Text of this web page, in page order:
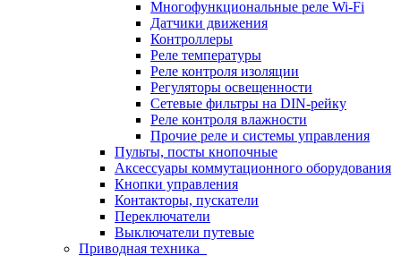
Многофункциональные реле Wi-Fi
Датчики движения
Контроллеры
Реле температуры
Реле контроля изоляции
Регуляторы освещенности
Сетевые фильтры на DIN-рейку
Реле контроля влажности
Прочие реле и системы управления
Пульты, посты кнопочные
Аксессуары коммутационного оборудования
Кнопки управления
Контакторы, пускатели
Переключатели
Выключатели путевые
Приводная техника